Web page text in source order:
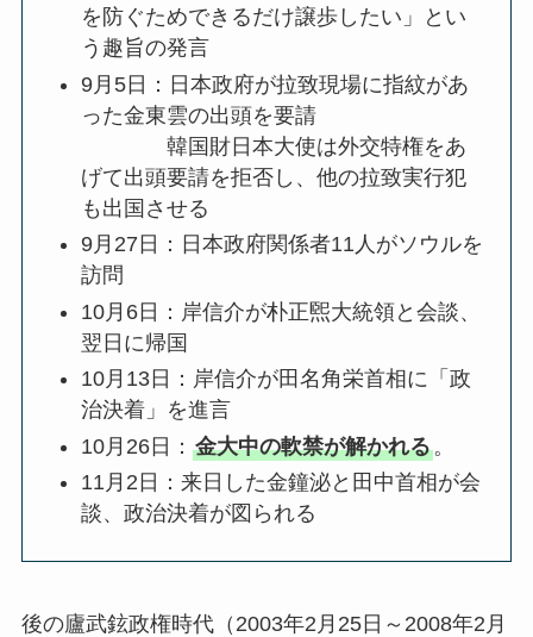
を防ぐためできるだけ譲歩したい」とい
う趣旨の発言
9月5日：日本政府が拉致現場に指紋があ
った金東雲の出頭を要請
韓国財日本大使は外交特権をあ
げて出頭要請を拒否し、他の拉致実行犯
も出国させる
9月27日：日本政府関係者11人がソウルを
訪問
10月6日：岸信介が朴正煕大統領と会談、
翌日に帰国
10月13日：岸信介が田名角栄首相に「政
治決着」を進言
10月26日：金大中の軟禁が解かれる。
11月2日：来日した金鐘泌と田中首相が会
談、政治決着が図られる
後の廬武鉉政権時代（2003年2月25日～2008年2月